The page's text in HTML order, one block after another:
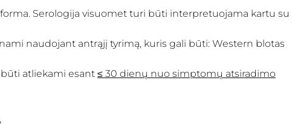
Serologija visuomet turi būti interpretuojama kartu su
naudojant antrąjį tyrimą, kuris gali būti: Western blotas
atliekami esant ≤ 30 dienų nuo simptomų atsiradimo